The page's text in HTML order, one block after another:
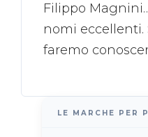
Filippo
nomi eccellenti.
faremo
LE MARCHE PER